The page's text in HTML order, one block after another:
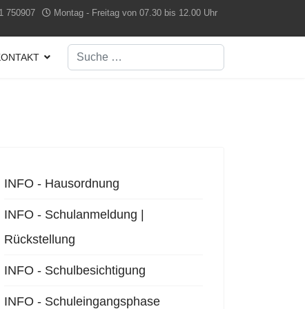
750907 Montag - Freitag von 07.30 bis 12.00 Uhr
Suchen
INFO - Hausordnung
INFO - Schulanmeldung |
Rückstellung
INFO - Schulbesichtigung
INFO - Schuleingangsphase